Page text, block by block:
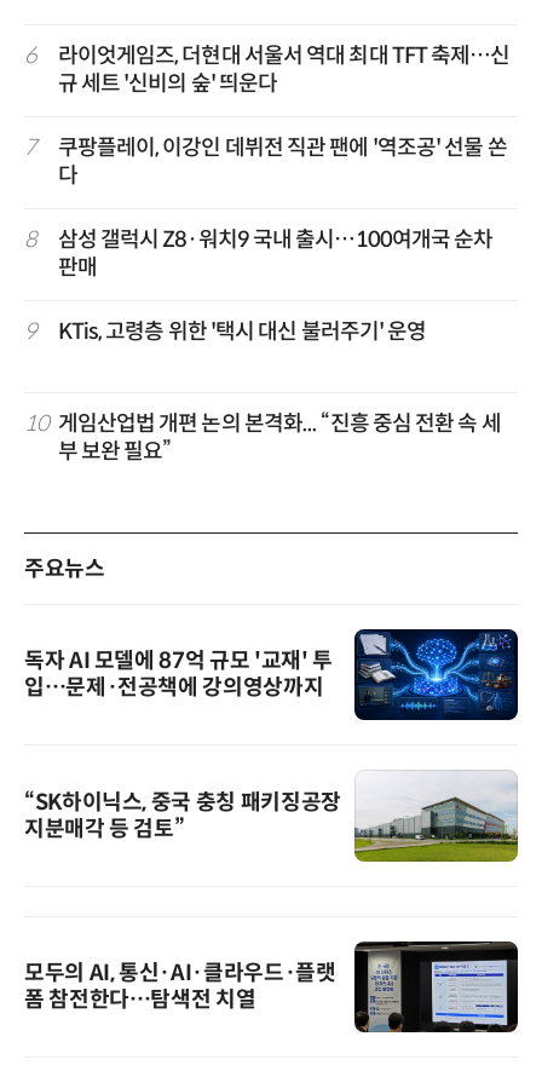
6
라이엇게임즈, 더현대 서울서 역대 최대 TFT 축제…신
규 세트 '신비의 숲' 띄운다
7
쿠팡플레이, 이강인 데뷔전 직관 팬에 '역조공' 선물 쏜
다
8
삼성 갤럭시 Z8·워치9 국내 출시…100여개국 순차
판매
9 KTis, 고령층 위한 '택시 대신 불러주기' 운영
10 게임산업법 개편 논의 본격화... “진흥 중심 전환 속 세
부 보완 필요”
주요뉴스
독자 AI 모델에 87억 규모 '교재' 투
입…문제·전공책에 강의영상까지
“SK하이닉스, 중국 충칭 패키징공장
지분매각 등 검토”
모두의 AI, 통신·AI·클라우드·플랫
폼 참전한다…탐색전 치열